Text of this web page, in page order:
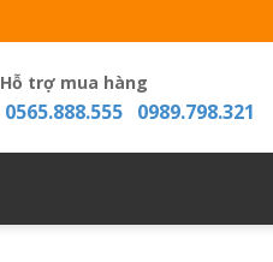
Hỗ trợ mua hàng
0565.888.555 0989.798.321